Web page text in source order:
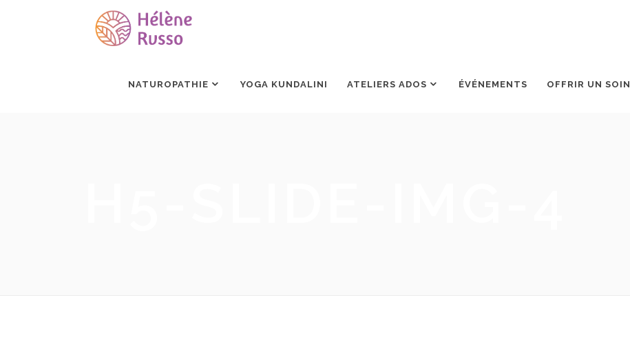
NATUROPATHIE YOGA KUNDALINI ATELIERS ADOS ÉVÉNEMENTS OFFRIR UN SOIN